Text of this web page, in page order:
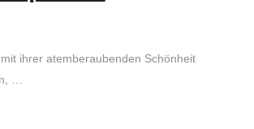
ihrer atemberaubenden Schönheit
…